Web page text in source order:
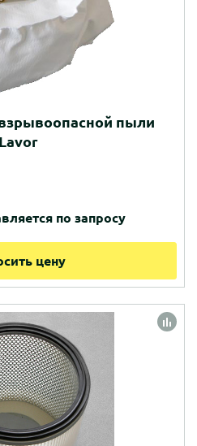
пыли
по запросу
цену